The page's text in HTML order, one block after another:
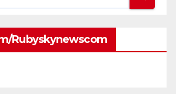
rubyskynewscom